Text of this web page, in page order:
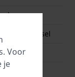
achterdeksel
. Voor
je